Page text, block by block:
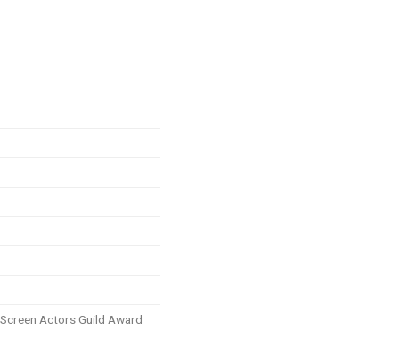
Actors Guild Award